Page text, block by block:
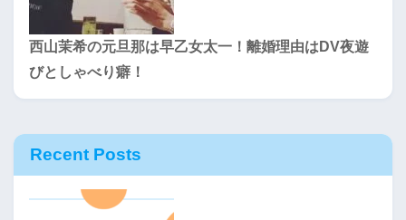
西山茉希の元旦那は早乙女太一！離婚理由はDV夜遊
びとしゃべり癖！
Recent Posts